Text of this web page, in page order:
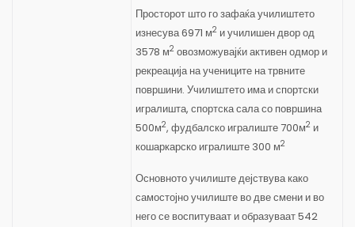
Просторот што го зафаќа училиштето
изнесува 6971 м2 и училишен двор од
3578 м2 овозможувајќи активен одмор и
рекреација на учениците на трвните
површини. Училиштето има и спортски
игралишта, спортска сала со површина
500м2, фудбалско игралиште 700м2 и
кошаркарско игралиште 300 м2
Основното училиште дејствува како
самостојно училиште во две смени и во
него се воспитуваат и образуваат 542